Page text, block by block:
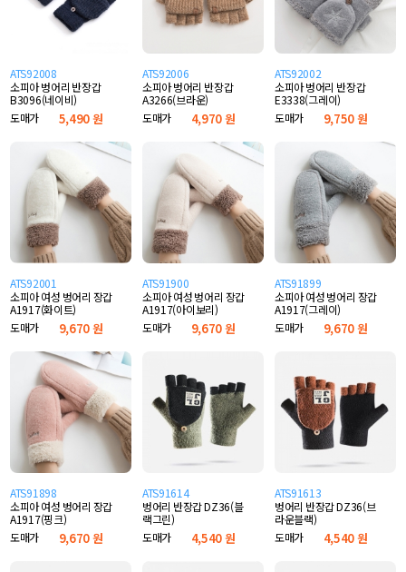
ATS92008
소피아 벙어리 반장갑
B3096(네이비)
도매가
5,490 원
ATS92006
소피아 벙어리 반장갑
A3266(브라운)
도매가
4,970 원
ATS92002
소피아 벙어리 반장갑
E3338(그레이)
도매가
9,750 원
ATS92001
소피아 여성 벙어리 장갑
A1917(화이트)
도매가
9,670 원
ATS91900
소피아 여성 벙어리 장갑
A1917(아이보리)
도매가
9,670 원
ATS91899
소피아 여성 벙어리 장갑
A1917(그레이)
도매가
9,670 원
ATS91898
소피아 여성 벙어리 장갑
A1917(핑크)
도매가
9,670 원
ATS91614
벙어리 반장갑 DZ36(블
랙그린)
도매가
4,540 원
ATS91613
벙어리 반장갑 DZ36(브
라운블랙)
도매가
4,540 원